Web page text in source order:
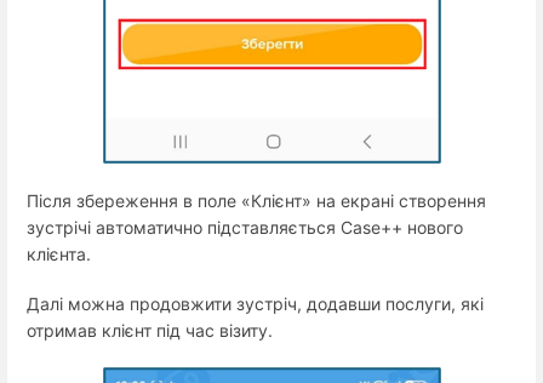
Після збереження в поле «Клієнт» на екрані створення
зустрічі автоматично підставляється Case++ нового
клієнта.
Далі можна продовжити зустріч, додавши послуги, які
отримав клієнт під час візиту.